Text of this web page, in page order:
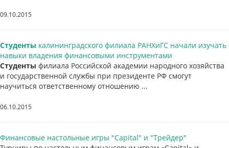
09.10.2015
Студенты калининградского филиала РАНХиГС начали изучать
навыки владения финансовыми инструментами
Студенты филиала Российской академии народного хозяйства
и государственной службы при президенте РФ смогут
научиться ответственному отношению ...
06.10.2015
Финансовые настольные игры "Capital" и "Трейдер"